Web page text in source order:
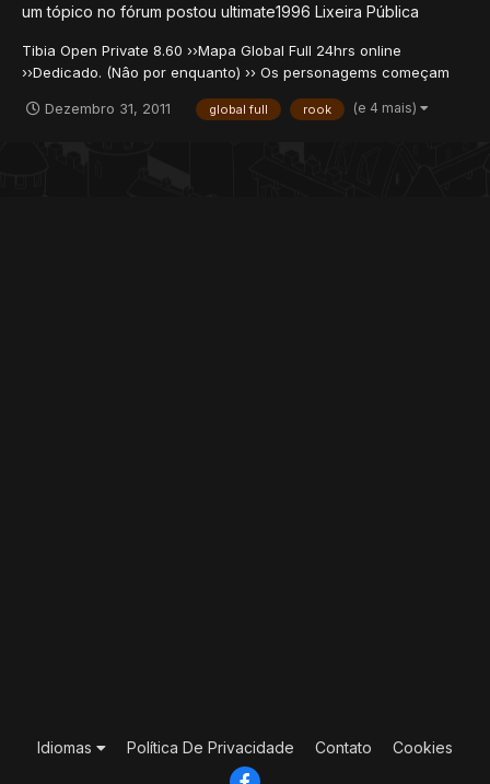
um tópico no fórum postou ultimate1996 Lixeira Pública
Tibia Open Private 8.60 ››Mapa Global Full 24hrs online
››Dedicado. (Nâo por enquanto) ›› Os personagems começam
http://toptestgame.servegame.com:8090 IP :
Dezembro 31, 2011 global full rook (e 4 mais)
Idiomas Política De Privacidade Contato Cookies